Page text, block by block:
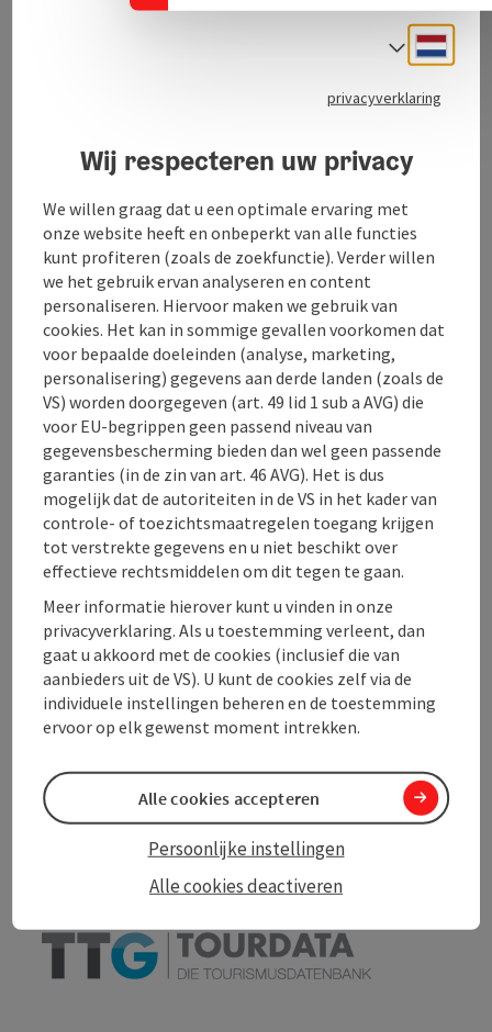
bedrijfsfeest, bruiloft, verjaardagsfeest of gewoon
Contact
Openingstijden
Keuken
Inrichting
Prijs
Ligging
Geschiktheid
Toegankelijkheid
Bijdrage printen
In de buurt
privacyverklaring
Wij respecteren uw privacy
We willen graag dat u een optimale ervaring met
onze website heeft en onbeperkt van alle functies
kunt profiteren (zoals de zoekfunctie). Verder willen
we het gebruik ervan analyseren en content
personaliseren. Hiervoor maken we gebruik van
cookies. Het kan in sommige gevallen voorkomen dat
voor bepaalde doeleinden (analyse, marketing,
personalisering) gegevens aan derde landen (zoals de
VS) worden doorgegeven (art. 49 lid 1 sub a AVG) die
voor EU-begrippen geen passend niveau van
gegevensbescherming bieden dan wel geen passende
garanties (in de zin van art. 46 AVG). Het is dus
mogelijk dat de autoriteiten in de VS in het kader van
controle- of toezichtsmaatregelen toegang krijgen
tot verstrekte gegevens en u niet beschikt over
effectieve rechtsmiddelen om dit tegen te gaan.
Meer informatie hierover kunt u vinden in onze
privacyverklaring. Als u toestemming verleent, dan
gaat u akkoord met de cookies (inclusief die van
aanbieders uit de VS). U kunt de cookies zelf via de
individuele instellingen beheren en de toestemming
ervoor op elk gewenst moment intrekken.
Alle cookies deactiveren
Persoonlijke instellingen
Alle cookies accepteren